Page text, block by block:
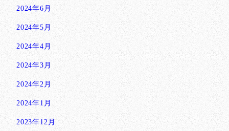
2024年6月
2024年5月
2024年4月
2024年3月
2024年2月
2024年1月
2023年12月